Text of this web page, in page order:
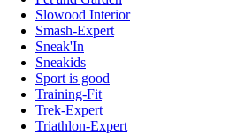
Slowood Interior
Smash-Expert
Sneak'In
Sneakids
Sport is good
Training-Fit
Trek-Expert
Triathlon-Expert